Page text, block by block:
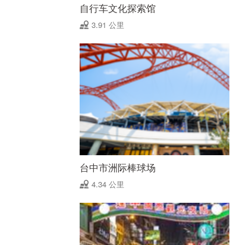
自行车文化探索馆
3.91 公里
台中市洲际棒球场
4.34 公里